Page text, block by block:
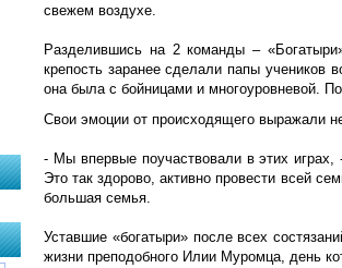
свежем воздухе.
Разделившись на 2 команды –
крепость заранее сделали папы учеников
она была с бойницами и многоуровневой.
Свои эмоции от происходящего выражали
- Мы впервые поучаствовали в этих
Это так здорово, активно провести всей
большая семья.
Уставшие «богатыри» после всех
жизни преподобного Илии Муромца, день